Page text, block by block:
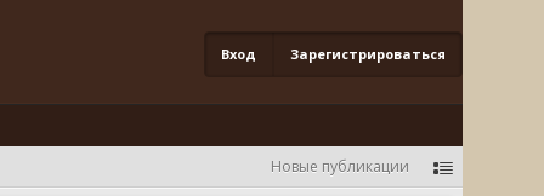
Вход Зарегистрироваться
Новые публикации